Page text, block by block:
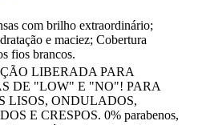
com brilho extraordinário;
e maciez; Cobertura
fios brancos.
LIBERADA PARA
DE "LOW" E "NO"! PARA
LISOS, ONDULADOS,
E CRESPOS. 0% parabenos,